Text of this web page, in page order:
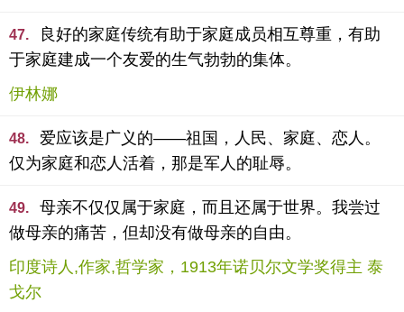
47.
良好的家庭传统有助于家庭成员相互尊重，有助
于家庭建成一个友爱的生气勃勃的集体。
伊林娜
48.
爱应该是广义的——祖国，人民、家庭、恋人。
仅为家庭和恋人活着，那是军人的耻辱。
49.
母亲不仅仅属于家庭，而且还属于世界。我尝过
做母亲的痛苦，但却没有做母亲的自由。
印度诗人,作家,哲学家，1913年诺贝尔文学奖得主 泰
戈尔